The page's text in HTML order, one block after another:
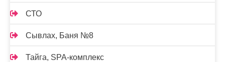
СТО
Сывлах, Баня №8
Тайга, SPA-комплекс